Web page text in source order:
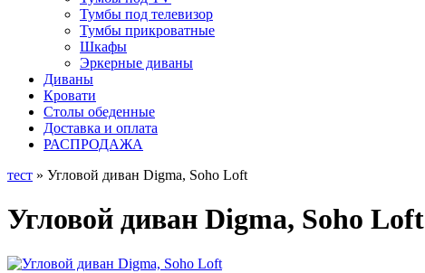
Тумбы под телевизор
Тумбы прикроватные
Шкафы
Эркерные диваны
Диваны
Кровати
Столы обеденные
Доставка и оплата
РАСПРОДАЖА
тест » Угловой диван Digma, Soho Loft
Угловой диван Digma, Soho Loft